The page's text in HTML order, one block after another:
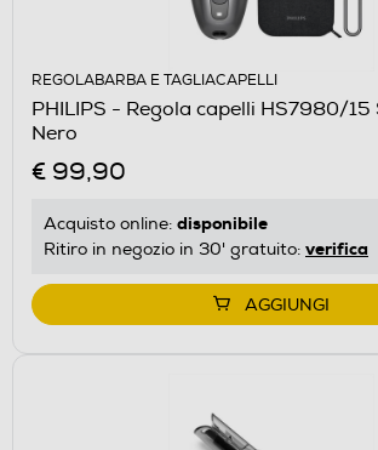
REGOLABARBA E TAGLIACAPELLI
PHILIPS - Regola capelli HS7980/15
Nero
€ 99,90
Acquisto online: disponibile
Ritiro in negozio in 30' gratuito: verifica
AGGIUNGI